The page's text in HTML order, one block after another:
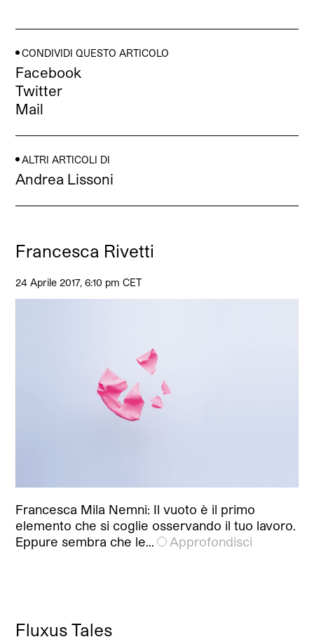
CONDIVIDI QUESTO ARTICOLO
Facebook
Twitter
Mail
ALTRI ARTICOLI DI
Andrea Lissoni
Francesca Rivetti
24 Aprile 2017, 6:10 pm CET
Francesca Mila Nemni: Il vuoto è il primo
elemento che si coglie osservando il tuo lavoro.
Eppure sembra che le…
Approfondisci
Fluxus Tales